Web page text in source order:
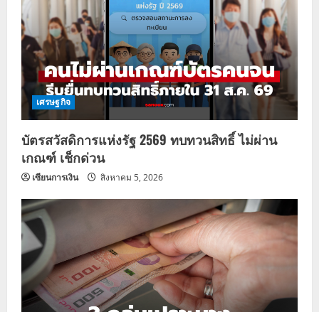
เศรษฐกิจ
บัตรสวัสดิการแห่งรัฐ 2569 ทบทวนสิทธิ์ ไม่ผ่าน
เกณฑ์ เช็กด่วน
เซียนการเงิน สิงหาคม 5, 2026